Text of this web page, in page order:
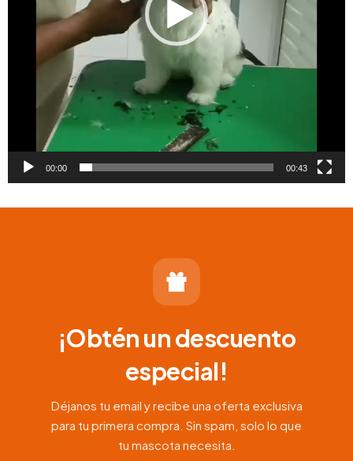
00:00 00:43
¡Obtén un descuento
especial!
Déjanos tu email y recibe una oferta exclusiva
para tu primera compra. Sin spam, solo lo que
tu mascota necesita.